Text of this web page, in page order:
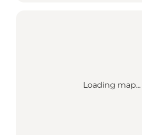
Loading map...